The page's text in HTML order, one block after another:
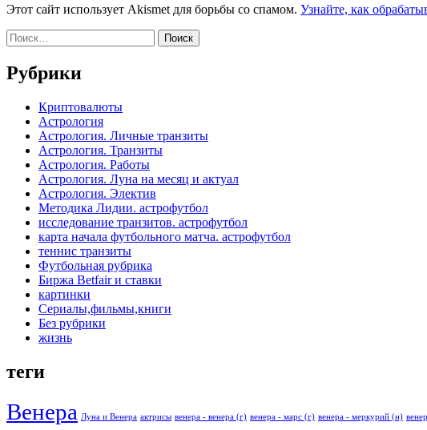
Этот сайт использует Akismet для борьбы со спамом. Узнайте, как
Найти:
Рубрики
Криптовалюты
Астрология
Астрология. Личные транзиты
Астрология. Транзиты
Астрология. Работы
Астрология. Луна на месяц и актуал
Астрология. Электив
Методика Лидии. астрофутбол
исследование транзитов. астрофутбол
карта начала футбольного матча. астрофутбол
теннис транзиты
Футбольная рубрика
Биржа Betfair и ставки
картинки
Сериалы,фильмы,книги
Без рубрики
жизнь
теги
Венера Луна и Венера актрисы венера - венера (г) венера - марс (г) венера - меркурий (н)